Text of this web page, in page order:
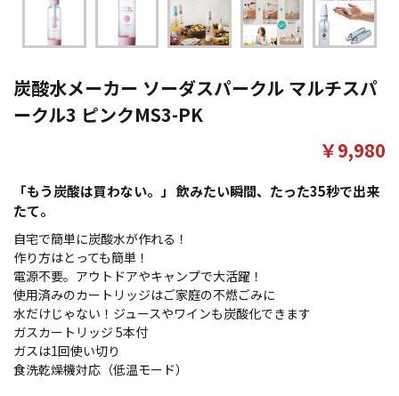
炭酸水メーカー ソーダスパークル マルチスパ
ークル3 ピンクMS3-PK
「もう炭酸は買わない。」 飲みたい瞬間、たった35秒で出来
たて。
￥9,980
自宅で簡単に炭酸水が作れる！
作り方はとっても簡単！
電源不要。アウトドアやキャンプで大活躍！
使用済みのカートリッジはご家庭の不燃ごみに
水だけじゃない！ジュースやワインも炭酸化できます
ガスカートリッジ 5本付
ガスは1回使い切り
食洗乾燥機対応（低温モード）